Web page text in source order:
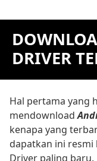
DRIVER
Hal pertama yang
mendownload
kenapa yang
dapatkan ini resmi
Driver paling baru.